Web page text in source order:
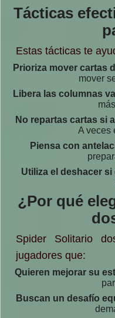
Tácticas
Estas tácticas te
Prioriza mover cartas
mover
Libera las columnas
No repartas cartas si
A veces
Piensa con
Utiliza el deshacer si
¿Por qué
Spider Solitario
jugadores que:
Quieren mejorar su
Buscan un desafío